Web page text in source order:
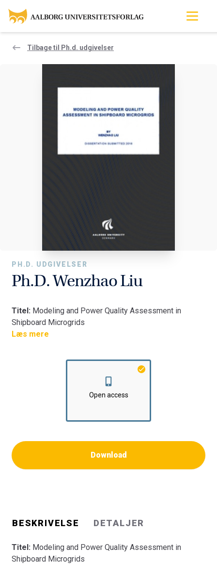
Tilbage til Ph.d. udgivelser
PH.D. UDGIVELSER
Ph.D. Wenzhao Liu
Titel: Modeling and Power Quality Assessment in
Shipboard Microgrids
Fakultet:Det Ingeniør- og Naturvidenskabelige Fakultet
Download the Ph.D.HERE
Læs mere
Open access
Download
BESKRIVELSE DETALJER
Titel: Modeling and Power Quality Assessment in
Shipboard Microgrids